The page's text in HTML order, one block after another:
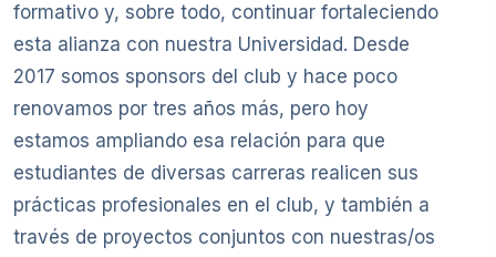
formativo y, sobre todo, continuar fortaleciendo
esta alianza con nuestra Universidad. Desde
2017 somos sponsors del club y hace poco
renovamos por tres años más, pero hoy
estamos ampliando esa relación para que
estudiantes de diversas carreras realicen sus
prácticas profesionales en el club, y también a
través de proyectos conjuntos con nuestras/os